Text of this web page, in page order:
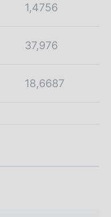
1,4756
37,976
18,6687